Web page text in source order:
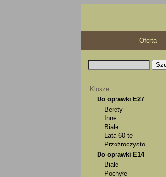
Oferta
Klosze
Do oprawki E27
Berety
Inne
Białe
Lata 60-te
Przeźroczyste
Do oprawki E14
Białe
Pochyłe